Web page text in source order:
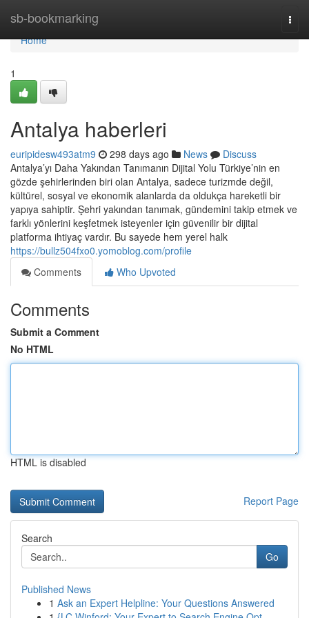
sb-bookmarking
Home
Home
1
Antalya haberleri
euripidesw493atm9 298 days ago News
Discuss
Antalya’yı Daha Yakından Tanımanın Dijital Yolu Türkiye’nin en
gözde şehirlerinden biri olan Antalya, sadece turizmde değil,
kültürel, sosyal ve ekonomik alanlarda da oldukça hareketli bir
yapıya sahiptir. Şehri yakından tanımak, gündemini takip etmek ve
farklı yönlerini keşfetmek isteyenler için güvenilir bir dijital
platforma ihtiyaç vardır. Bu sayede hem yerel halk
https://bullz504fxo0.yomoblog.com/profile
Comments
Who Upvoted
Comments
Submit a Comment
No HTML
HTML is disabled
Report Page
Search
Go
Published News
1 Ask an Expert Helpline: Your Questions Answered